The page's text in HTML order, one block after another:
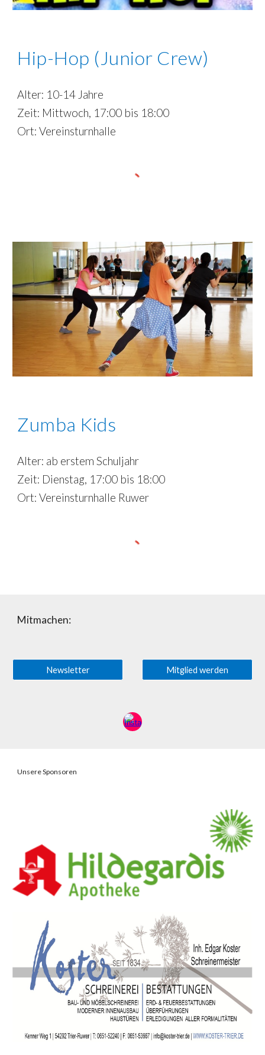
Hip-Hop ( Junior Crew)
Alter: 10-14 Jahre
Zeit: Mittwoch, 1 7:00 bis 1 8:00
Ort: Vereinsturnhalle
Zumba Kids
Alter: ab erstem Schuljahr
Zeit: Dienstag, 17:00 bis 18:00
Ort:Vereinsturnhalle Ruwer
Mitmachen:
Newsletter Mitglied werden
Unsere Sponsoren